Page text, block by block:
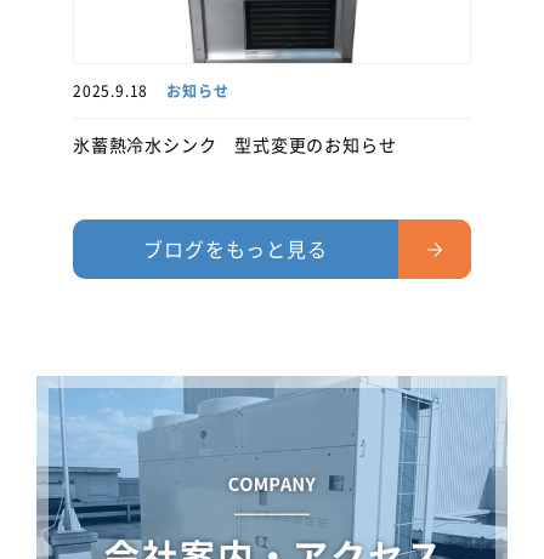
2025.9.18 お知らせ
氷蓄熱冷水シンク 型式変更のお知らせ
ブログをもっと見る